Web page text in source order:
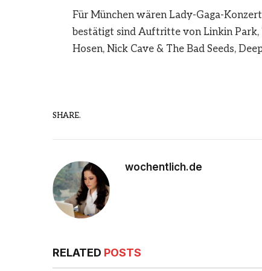
Für München wären Lady-Gaga-
bestätigt sind Auftritte von Linkin Park,
Hosen, Nick Cave & The Bad Seeds,
SHARE.
wochentlich.de
RELATED POSTS